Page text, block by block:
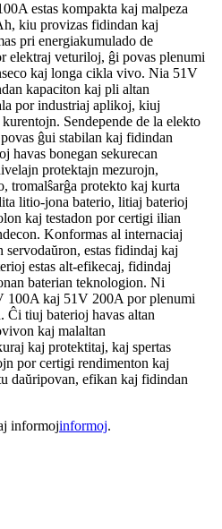
estas kompakta kaj malpeza
kiu provizas fidindan kaj
pri energiakumulado de
elektraj veturiloj, ĝi povas plenumi
kaj longa cikla vivo. Nia 51V
kapaciton kaj pli altan
por industriaj aplikoj, kiuj
Sendepende de la elekto
ĝui stabilan kaj fidindan
havas bonegan sekurecan
protektajn mezurojn,
tromalŝarĝa protekto kaj kurta
litio-jona baterio, litiaj baterioj
kaj testadon por certigi ilian
Konformas al internaciaj
servodaŭron, estas fidindaj kaj
estas alt-efikecaj, fidindaj
baterian teknologion. Ni
100A kaj 51V 200A por plenumi
Ĉi tiuj baterioj havas altan
kaj malaltan
kaj protektitaj, kaj spertas
por certigi rendimenton kaj
daŭripovan, efikan kaj fidindan
informojinformoj.